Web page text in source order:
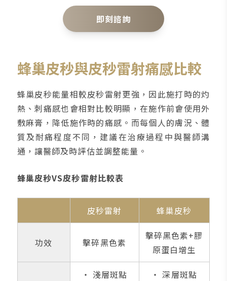
即刻諮詢
蜂巢皮秒與皮秒雷射痛感比較
蜂巢皮秒能量相較皮秒雷射更強，因此施打時的灼
熱、刺痛感也會相對比較明顯，在施作前會使用外
敷麻膏，降低施作時的痛感。而每個人的膚況、體
質及耐痛程度不同，建議在治療過程中與醫師溝
通，讓醫師及時評估並調整能量。
蜂巢皮秒VS皮秒雷射比較表
皮秒雷射 蜂巢皮秒
功效 擊碎黑色素
擊碎黑色素+膠
原蛋白增生
‧ 淺層斑點 ‧ 深層斑點